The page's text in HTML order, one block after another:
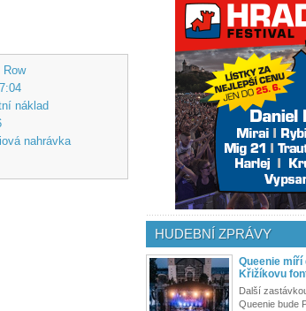
Row
náklad
nahrávka
HUDEBNÍ ZPRÁVY
Queenie míří
Křižíkovu
Další
Queenie bude